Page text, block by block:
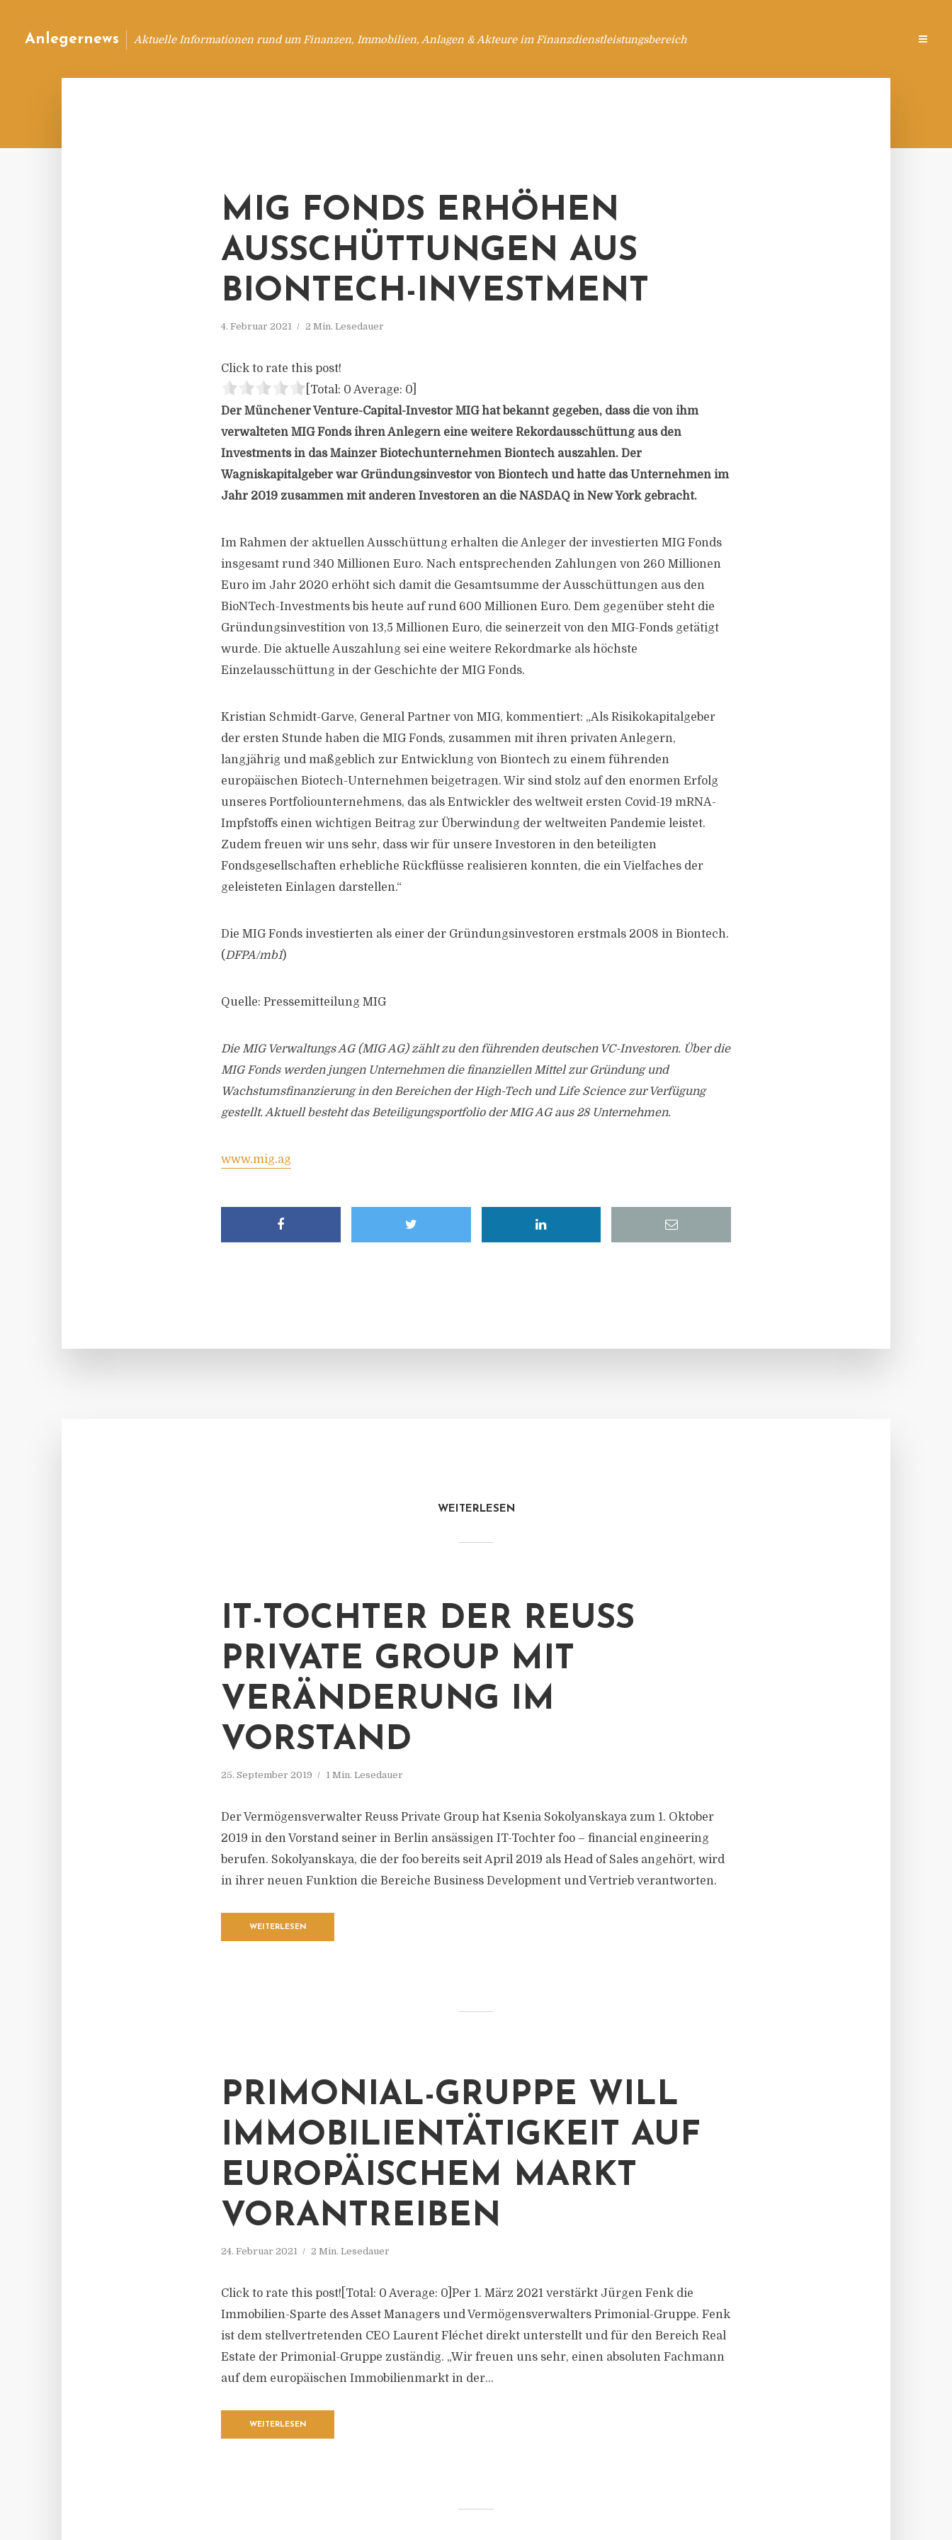
Anlegernews Aktuelle Informationen rund um Finanzen, Immobilien, Anlagen & Akteure im Finanzdienstleistungsbereich
MIG FONDS ERHÖHEN
AUSSCHÜTTUNGEN AUS
BIONTECH-INVESTMENT
4. Februar 2021 2 Min. Lesedauer
Click to rate this post!
[Total: 0 Average: 0
Der Münchener Venture-Capital-Investor MIG hat bekannt gegeben, dass die von ihm
verwalteten MIG Fonds ihren Anlegern eine weitere Rekordausschüttung aus den
Investments in das Mainzer Biotechunternehmen Biontech auszahlen. Der
Wagniskapitalgeber war Gründungsinvestor von Biontech und hatte das Unternehmen im
Jahr 2019 zusammen mit anderen Investoren an die NASDAQ in New York gebracht.
Im Rahmen der aktuellen Ausschüttung erhalten die Anleger der investierten MIG Fonds
insgesamt rund 340 Millionen Euro. Nach entsprechenden Zahlungen von 260 Millionen
Euro im Jahr 2020 erhöht sich damit die Gesamtsumme der Ausschüttungen aus den
BioNTech-Investments bis heute auf rund 600 Millionen Euro. Dem gegenüber steht die
Gründungsinvestition von 13,5 Millionen Euro, die seinerzeit von den MIG-Fonds getätigt
wurde. Die aktuelle Auszahlung sei eine weitere Rekordmarke als höchste
Einzelausschüttung in der Geschichte der MIG Fonds.
Kristian Schmidt-Garve, General Partner von MIG, kommentiert: „Als Risikokapitalgeber
der ersten Stunde haben die MIG Fonds, zusammen mit ihren privaten Anlegern,
langjährig und maßgeblich zur Entwicklung von Biontech zu einem führenden
europäischen Biotech-Unternehmen beigetragen. Wir sind stolz auf den enormen Erfolg
unseres Portfoliounternehmens, das als Entwickler des weltweit ersten Covid-19 mRNA-
Impfstoffs einen wichtigen Beitrag zur Überwindung der weltweiten Pandemie leistet.
Zudem freuen wir uns sehr, dass wir für unsere Investoren in den beteiligten
Fondsgesellschaften erhebliche Rückflüsse realisieren konnten, die ein Vielfaches der
geleisteten Einlagen darstellen.“
Die MIG Fonds investierten als einer der Gründungsinvestoren erstmals 2008 in Biontech.
(DFPA/mb1)
Quelle: Pressemitteilung MIG
Die MIG Verwaltungs AG (MIG AG) zählt zu den führenden deutschen VC-Investoren. Über die
MIG Fonds werden jungen Unternehmen die finanziellen Mittel zur Gründung und
Wachstumsfinanzierung in den Bereichen der High-Tech und Life Science zur Verfügung
gestellt. Aktuell besteht das Beteiligungsportfolio der MIG AG aus 28 Unternehmen.
www.mig.ag
WEITERLESEN
IT-TOCHTER DER REUSS
PRIVATE GROUP MIT
VERÄNDERUNG IM
VORSTAND
25. September 2019 1 Min. Lesedauer
Der Vermögensverwalter Reuss Private Group hat Ksenia Sokolyanskaya zum 1. Oktober
2019 in den Vorstand seiner in Berlin ansässigen IT-Tochter foo – financial engineering
berufen. Sokolyanskaya, die der foo bereits seit April 2019 als Head of Sales angehört, wird
in ihrer neuen Funktion die Bereiche Business Development und Vertrieb verantworten.
WEITERLESEN
PRIMONIAL-GRUPPE WILL
IMMOBILIENTÄTIGKEIT AUF
EUROPÄISCHEM MARKT
VORANTREIBEN
24. Februar 2021 2 Min. Lesedauer
Click to rate this post![Total: 0 Average: 0]Per 1. März 2021 verstärkt Jürgen Fenk die
Immobilien-Sparte des Asset Managers und Vermögensverwalters Primonial-Gruppe. Fenk
ist dem stellvertretenden CEO Laurent Fléchet direkt unterstellt und für den Bereich Real
Estate der Primonial-Gruppe zuständig. „Wir freuen uns sehr, einen absoluten Fachmann
auf dem europäischen Immobilienmarkt in der...
WEITERLESEN